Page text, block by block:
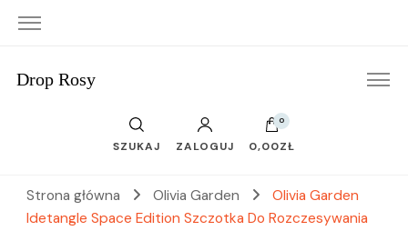
Drop Rosy
SZUKAJ ZALOGUJ
0
0,00ZŁ
Strona główna Olivia Garden
Olivia Garden
Idetangle Space Edition Szczotka Do Rozczesywania